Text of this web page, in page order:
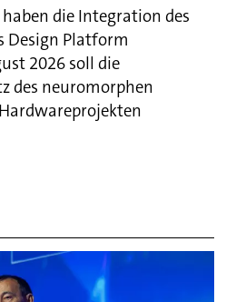
die Integration des
Design Platform
2026 soll die
des neuromorphen